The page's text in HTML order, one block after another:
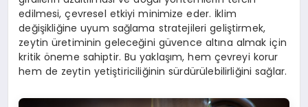
edilmesi, çevresel etkiyi minimize eder. İklim
değişikliğine uyum sağlama stratejileri geliştirmek,
zeytin üretiminin geleceğini güvence altına almak için
kritik öneme sahiptir. Bu yaklaşım, hem çevreyi korur
hem de zeytin yetiştiriciliğinin sürdürülebilirliğini sağlar.